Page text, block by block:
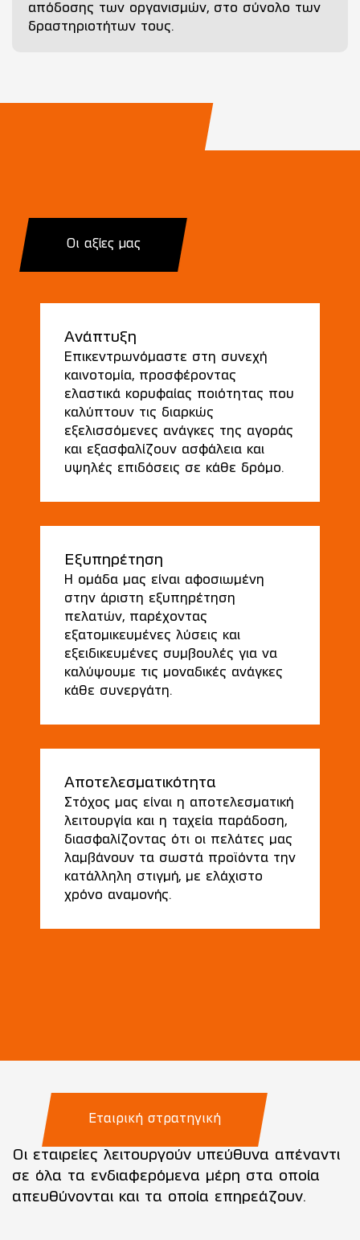
απόδοσης των οργανισμών, στο σύνολο των
δραστηριοτήτων τους.
Οι αξίες μας
Ανάπτυξη
Επικεντρωνόμαστε στη συνεχή
καινοτομία, προσφέροντας
ελαστικά κορυφαίας ποιότητας που
καλύπτουν τις διαρκώς
εξελισσόμενες ανάγκες της αγοράς
και εξασφαλίζουν ασφάλεια και
υψηλές επιδόσεις σε κάθε δρόμο.
Εξυπηρέτηση
Η ομάδα μας είναι αφοσιωμένη
στην άριστη εξυπηρέτηση
πελατών, παρέχοντας
εξατομικευμένες λύσεις και
εξειδικευμένες συμβουλές για να
καλύψουμε τις μοναδικές ανάγκες
κάθε συνεργάτη.
Αποτελεσματικότητα
Στόχος μας είναι η αποτελεσματική
λειτουργία και η ταχεία παράδοση,
διασφαλίζοντας ότι οι πελάτες μας
λαμβάνουν τα σωστά προϊόντα την
κατάλληλη στιγμή, με ελάχιστο
χρόνο αναμονής.
Εταιρική στρατηγική
Οι εταιρείες λειτουργούν υπεύθυνα απέναντι
σε όλα τα ενδιαφερόμενα μέρη στα οποία
απευθύνονται και τα οποία επηρεάζουν.